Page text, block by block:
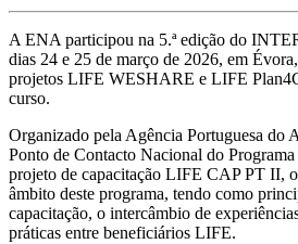
A ENA participou na 5.ª edição do
dias 24 e 25 de março de 2026, em
projetos LIFE WESHARE e LIFE
curso.
Organizado pela Agência Portuguesa do
Ponto de Contacto Nacional do
projeto de capacitação LIFE CAP PT II,
âmbito deste programa, tendo como
capacitação, o intercâmbio de
práticas entre beneficiários LIFE.